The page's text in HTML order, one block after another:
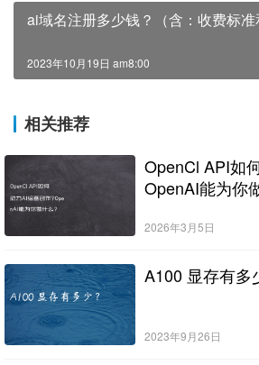
ai域名注册多少钱？（含：收费标准
2023年10月19日 am8:00
相关推荐
OpenCl API如
OpenAI能为你
2026年3月5日
A100 显存有多
2023年9月26日